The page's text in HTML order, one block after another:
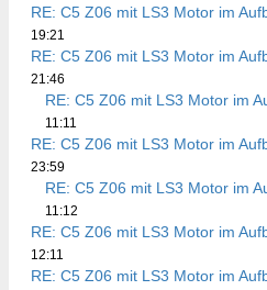
RE: C5 Z06 mit LS3 Motor im
19:21
RE: C5 Z06 mit LS3 Motor im
21:46
RE: C5 Z06 mit LS3 Motor im
11:11
RE: C5 Z06 mit LS3 Motor im
23:59
RE: C5 Z06 mit LS3 Motor im
11:12
RE: C5 Z06 mit LS3 Motor im
12:11
RE: C5 Z06 mit LS3 Motor im